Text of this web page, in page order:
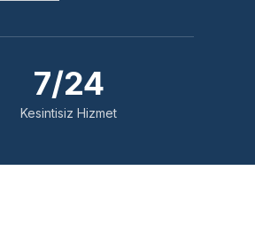
7/24
Kesintisiz Hizmet